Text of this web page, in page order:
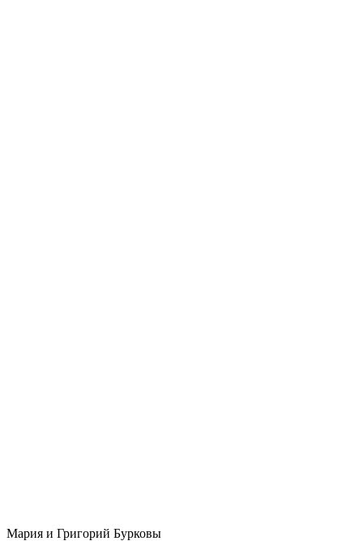
Мария и Григорий Бурковы